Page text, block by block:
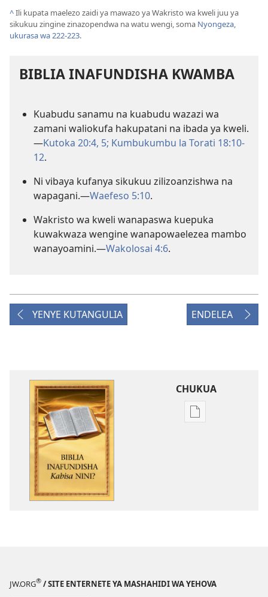
^Ili kupata maelezo zaidi ya mawazo ya Wakristo wa kweli juu ya
sikukuu zingine zinazopendwa na watu wengi, soma Nyongeza,
ukurasa wa 222-223.
BIBLIA INAFUNDISHA KWAMBA
Kuabudu sanamu na kuabudu wazazi wa
zamani waliokufa hakupatani na ibada ya kweli.​
—Kutoka 20:4, 5; Kumbukumbu la Torati 18:10-
12.
Ni vibaya kufanya sikukuu zilizoanzishwa na
wapagani.​—Waefeso 5:10.
Wakristo wa kweli wanapaswa kuepuka
kuwakwaza wengine wanapowaelezea mambo
wanayoamini.​—Wakolosai 4:6.
YENYE KUTANGULIA ENDELEA
CHUKUA
Njia
JW.ORG® / SITE ENTERNETE YA MASHAHIDI WA YEHOVA